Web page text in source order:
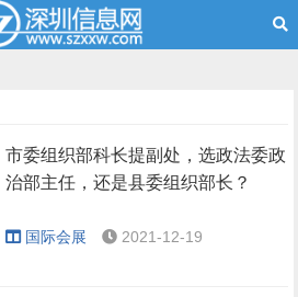
市委组织部科长提副处，选政法委政
治部主任，还是县委组织部长？
国际会展 2021-12-19